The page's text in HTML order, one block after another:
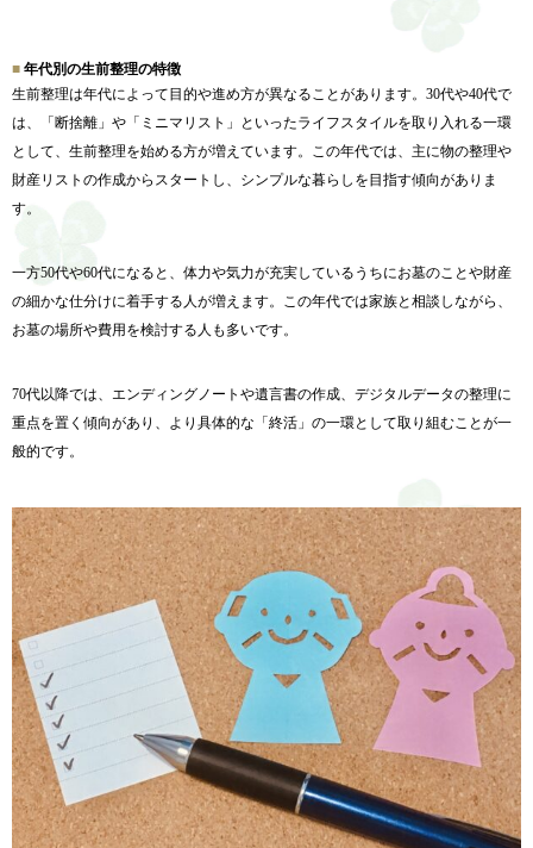
年代別の生前整理の特徴
生前整理は年代によって目的や進め方が異なることがあります。 30代や40代で
は、「断捨離」や「ミニマリスト」
といったライフスタイルを取り入れる一環
として、 生前整理を始める方が増えています。この年代では、 主に物の整理や
財産リストの作成からスタートし、 シンプルな暮らしを目指す傾向がありま
す。
一方50代や60代になると、 体力や気力が充実しているうちにお墓のことや財産
の細かな仕分けに着手する人が増えます。この年代では家族と相談しながら、
お墓の場所や費用を検討する人も多いです。
70代以降では、 エンディングノートや遺言書の作成、 デジタルデータの整理に
重点を置く傾向があり、より具体的な「 終活」の一環として取り組むことが一
般的です。